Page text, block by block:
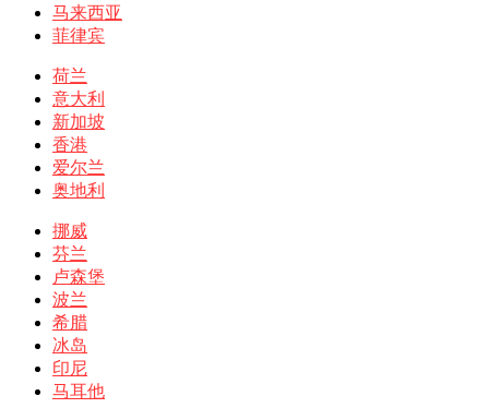
马来西亚
菲律宾
荷兰
意大利
新加坡
香港
爱尔兰
奥地利
挪威
芬兰
卢森堡
波兰
希腊
冰岛
印尼
马耳他